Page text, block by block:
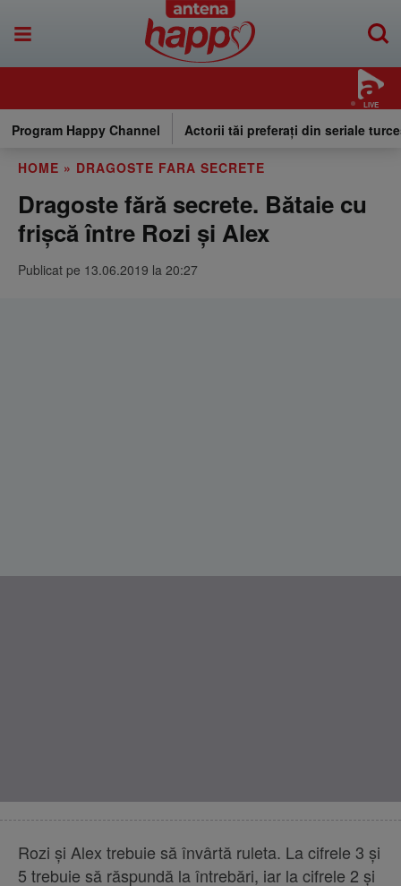
LIVE
Program Happy Channel Actorii tăi preferați din seriale
HOME » DRAGOSTE FARA SECRETE
Dragoste fără secrete. Bătaie cu
frișcă între Rozi și Alex
Publicat pe 13.06.2019 la 20:27
Rozi și Alex trebuie să învârtă ruleta. La cifrele 3 și
5 trebuie să răspundă la întrebări, iar la cifrele 2 și